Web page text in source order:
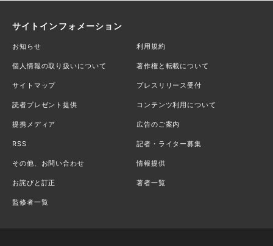
サイトインフォメーション
お知らせ 利用規約
個人情報の取り扱いについて 著作権と転載について
サイトマップ プレスリリース受付
読者プレゼント提供 コンテンツ利用について
提携メディア 広告のご案内
RSS 記者・ライター募集
その他、お問い合わせ 情報提供
お詫びと訂正 著者一覧
監修者一覧